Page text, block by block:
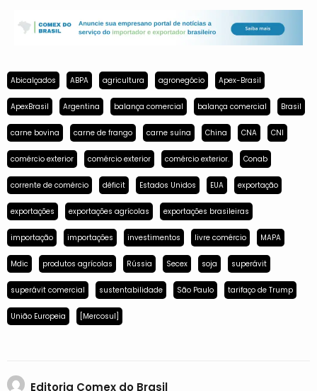
Abicalçados ABPA agricultura agronegócio Apex-Brasil
ApexBrasil Argentina balança comercial balança comercial Brasil
carne bovina carne de frango carne suína China CNA CNI
comércio exterior comércio exterior comércio exterior. Conab
corrente de comércio déficit Estados Unidos EUA exportação
exportações exportações agrícolas exportações brasileiras
importação importações investimentos livre comércio MAPA
Mdic produtos agrícolas Rússia Secex soja superávit
superávit comercial sustentabilidade São Paulo tarifaço de Trump
União Europeia [Mercosul]
Editoria Comex do Brasil